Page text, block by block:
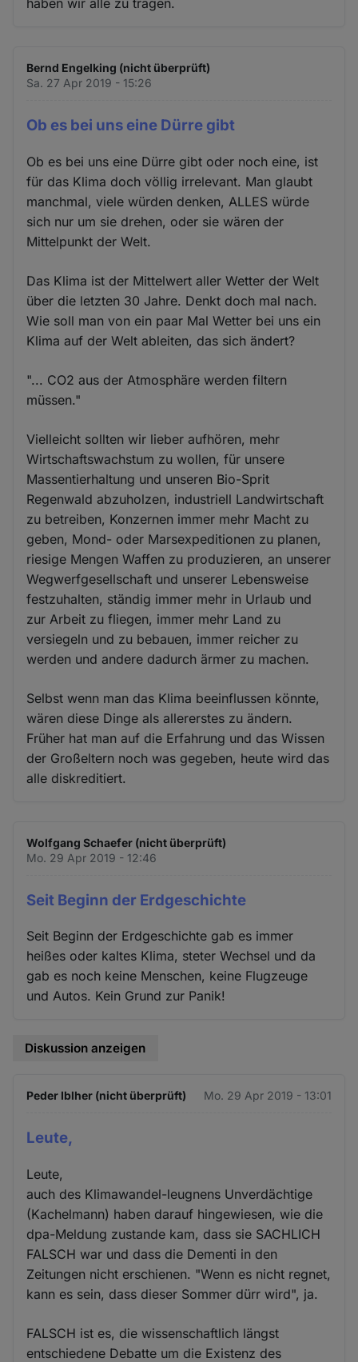
Bernd Engelking (nicht überprüft)
Sa. 27 Apr 2019 - 15:26
Ob es bei uns eine Dürre gibt
Ob es bei uns eine Dürre gibt oder noch eine, ist
für das Klima doch völlig irrelevant. Man glaubt
manchmal, viele würden denken, ALLES würde
sich nur um sie drehen, oder sie wären der
Mittelpunkt der Welt.
Das Klima ist der Mittelwert aller Wetter der Welt
über die letzten 30 Jahre. Denkt doch mal nach.
Wie soll man von ein paar Mal Wetter bei uns ein
Klima auf der Welt ableiten, das sich ändert?
"... CO2 aus der Atmosphäre werden filtern
müssen."
Vielleicht sollten wir lieber aufhören, mehr
Wirtschaftswachstum zu wollen, für unsere
Massentierhaltung und unseren Bio-Sprit
Regenwald abzuholzen, industriell Landwirtschaft
zu betreiben, Konzernen immer mehr Macht zu
geben, Mond- oder Marsexpeditionen zu planen,
riesige Mengen Waffen zu produzieren, an unserer
Wegwerfgesellschaft und unserer Lebensweise
festzuhalten, ständig immer mehr in Urlaub und
zur Arbeit zu fliegen, immer mehr Land zu
versiegeln und zu bebauen, immer reicher zu
werden und andere dadurch ärmer zu machen.
Selbst wenn man das Klima beeinflussen könnte,
wären diese Dinge als allererstes zu ändern.
Früher hat man auf die Erfahrung und das Wissen
der Großeltern noch was gegeben, heute wird das
alle diskreditiert.
Wolfgang Schaefer (nicht überprüft)
Mo. 29 Apr 2019 - 12:46
Seit Beginn der Erdgeschichte
Seit Beginn der Erdgeschichte gab es immer
heißes oder kaltes Klima, steter Wechsel und da
gab es noch keine Menschen, keine Flugzeuge
und Autos. Kein Grund zur Panik!
Diskussion anzeigen
Peder Iblher (nicht überprüft) Mo. 29 Apr 2019 - 13:01
Leute,
Leute,
auch des Klimawandel-leugnens Unverdächtige
(Kachelmann) haben darauf hingewiesen, wie die
dpa-Meldung zustande kam, dass sie SACHLICH
FALSCH war und dass die Dementi in den
Zeitungen nicht erschienen. "Wenn es nicht regnet,
kann es sein, dass dieser Sommer dürr wird", ja.
FALSCH ist es, die wissenschaftlich längst
entschiedene Debatte um die Existenz des